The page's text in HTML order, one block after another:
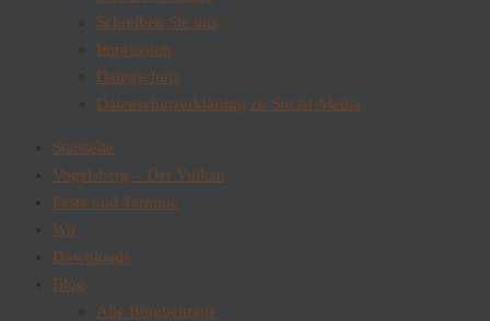
Schreiben Sie uns
Impressum
Datenschutz
Datenschutzerklärung zu Social-Media
Startseite
Vogelsberg – Der Vulkan
Feste und Termine
Wir
Downloads
Blog
Alle Blogbeiträge